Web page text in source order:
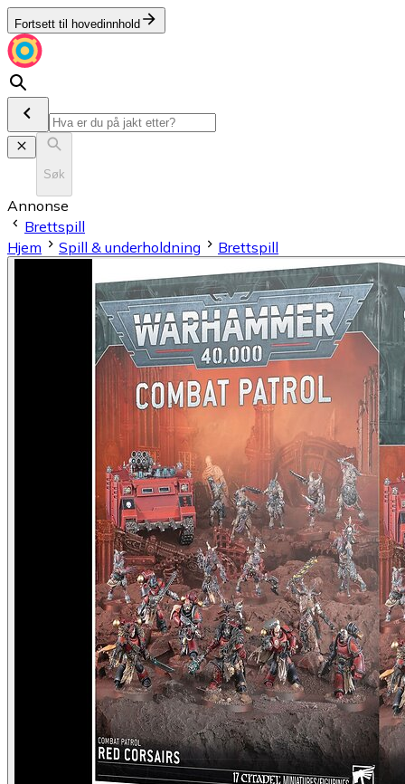
Fortsett til hovedinnhold
Søk
Annonse
Brettspill
Hjem
Spill & underholdning Brettspill